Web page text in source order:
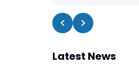
Latest News